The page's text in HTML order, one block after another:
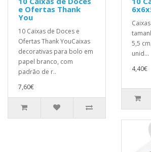
e Ofertas Thank
You
10 Caixas de Doces e
Ofertas Thank YouCaixas
decorativas para bolo em
papel branco, com
padrão de r..
7,60€
5,5
unid...
4,40€